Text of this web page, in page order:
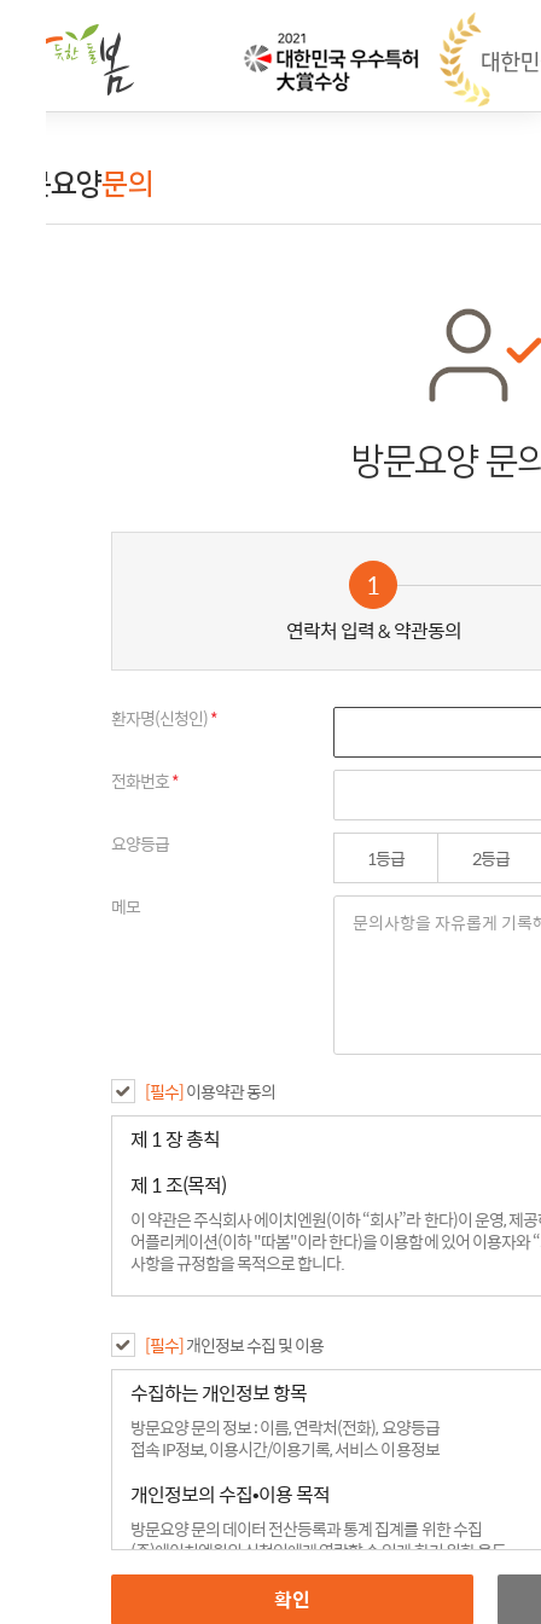
양문의
방문요양 문의
연락처 입력 & 약관동의
환자명(신청인)*
전화번호*
요양등급
[필수] 이용약관 동의
제 1 장 총칙
제 1 조(목적)
이 약관은 주식회사 에이치엔원(이하 “회사”라 한다)이 운영, 제공하는
어플리케이션(이하 "따봄"이라 한다)을 이용함에 있어 이용자와 “회사”
사항을 규정함을 목적으로 합니다.
본 약관에서 사용하는 용어의 정의는 아래와 같습니다.
“따봄”이란 “회사”가 컴퓨터 등 정보통신설비를 이용하여 “서비스”
말하며, 아울러 인터넷 사이트 및 모바일 어플리케이션을 운영하는 사
“이용자”란 “따봄”에 접속하여 이 약관에 따라 “따봄”이 제공하는 서
“회원”이라 함은 이 약관에 따라 ”회사”와 이용계약을 체결하여 ”회
이용하는 자를 말합니다.
“간병사 회원”이라 함은 이 약관에 따라 회원가입을 하고 “회사”와 별
간병서비스를 제공하는 자를 말합니다.
“비회원”이라 함은 회원에 가입하지 않고 “회사”가 제공하는 서비스
이 약관에 사용되는 용어 중 본 조에서 정하지 아니한 부분은 관계법령
[필수] 개인정보 수집 및 이용
수집하는 개인정보 항목
방문요양 문의 정보 : 이름, 연락처(전화), 요양등급
접속 IP정보, 이용시간/이용기록, 서비스 이용정보
개인정보의 수집•이용 목적
방문요양 문의 데이터 전산등록과 통계 집계를 위한 수집
(주)에이치엔원의 신청인에게 연락할 수 있게 하기 위한 용도
고지사항전달, 서비스제공관련 안내, 본인 의사 확인, 이용관련 문의 불
및 광고 게재, 정기 간행물 발송, 서비스의 유효성 확인, 이벤트 및 광고성